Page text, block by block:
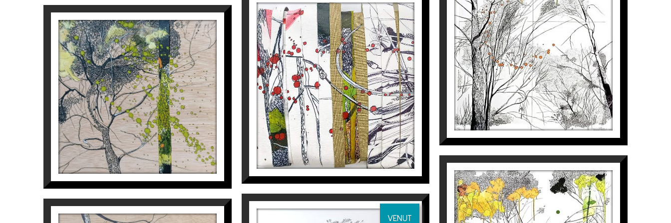
Nonell, Barcelona, ​​col·lectiva gran format. (2019).
Comissariat i participació WHITE SUMMER & Consciències naturals, prenent consciència, Pals-
Girona. • 2017 Agost, Comissariat i participació WHITE SUMMER & Consciències naturals, Pals-Girona. (2018).
Per a més informació de Belles Arts Tatiana Blanqué
aEspai Cavallers Gallery
ESBOÇ I + I
Tatiana Blanqué
1.000€
INTERFERENCIAS PROTEGIDAS
Tatiana Blanqué
900€
VENUT